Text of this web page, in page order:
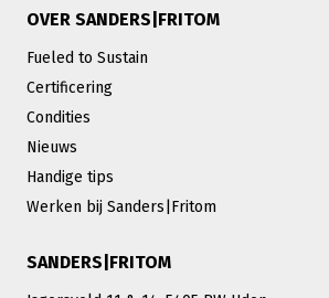
OVER SANDERS|FRITOM
Fueled to Sustain
Certificering
Condities
Nieuws
Handige tips
Werken bij Sanders|Fritom
SANDERS|FRITOM